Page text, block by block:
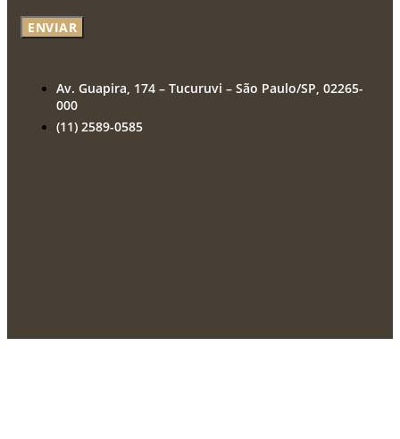
ENVIAR
Av. Guapira, 174 – Tucuruvi – São Paulo/SP, 02265-
000
(11) 2589-0585